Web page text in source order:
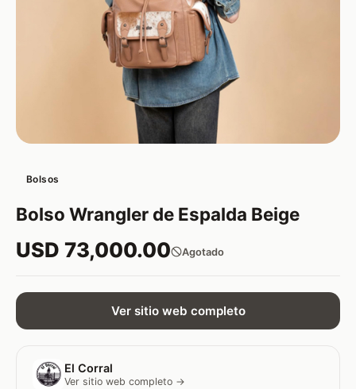
Bolsos
Bolso Wrangler de Espalda Beige
USD 73,000.00 Agotado
Ver sitio web completo
El Corral
Ver sitio web completo →